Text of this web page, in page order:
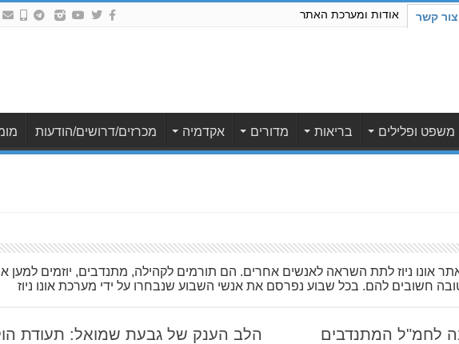
צור קשר אודות ומערכת האתר
משפט ופלילים בריאות מדורים אקדמיה מכרזים/דרושים/הודעות
אונו ניוז לתת השראה לאנשים אחרים. הם תורמים לקהילה, מתנדבים, יוזמים למען
חשובים להם. בכל שבוע נפרסם את אנשי השבוע שנבחרו על ידי מערכת אונו ניוז
הלב הענק של גבעת שמואל: תעודת
לחמ"ל המתנדבים